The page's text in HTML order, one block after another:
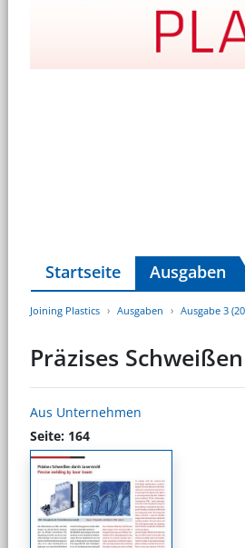
Startseite Ausgaben
Joining Plastics Ausgaben Ausgabe 3
Präzises
Aus Unternehmen
Seite: 164